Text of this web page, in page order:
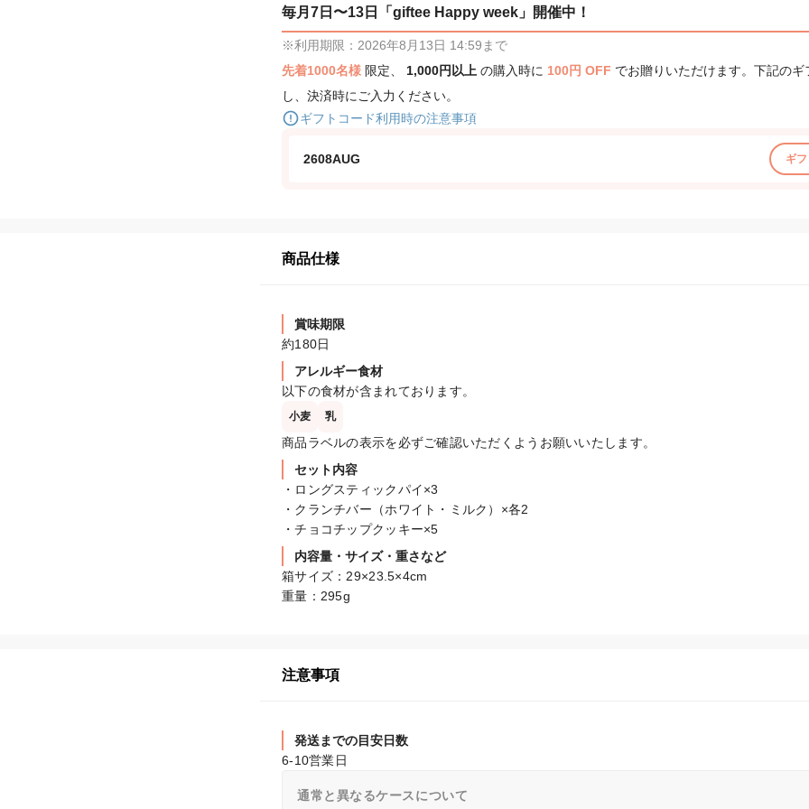
毎月7日〜13日「giftee Happy week」開催中！
※利用期限：2026年8月13日 14:59まで
先着1000名様 限定、 1,000円以上 の購入時に 100円 OFF でお贈りいただけます。下記の
し、決済時にご入力ください。
ギフトコード利用時の注意事項
2608AUG ギ
商品仕様
賞味期限
約180日
アレルギー食材
以下の食材が含まれております。
小麦 乳
商品ラベルの表示を必ずご確認いただくようお願いいたします。
セット内容
・ロングスティックパイ×3
・クランチバー（ホワイト・ミルク）×各2
・チョコチップクッキー×5
内容量・サイズ・重さなど
箱サイズ：29×23.5×4cm
重量：295g
注意事項
発送までの目安日数
6-10営業日
通常と異なるケースについて